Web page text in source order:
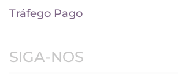
Tráfego Pago
SIGA-NOS